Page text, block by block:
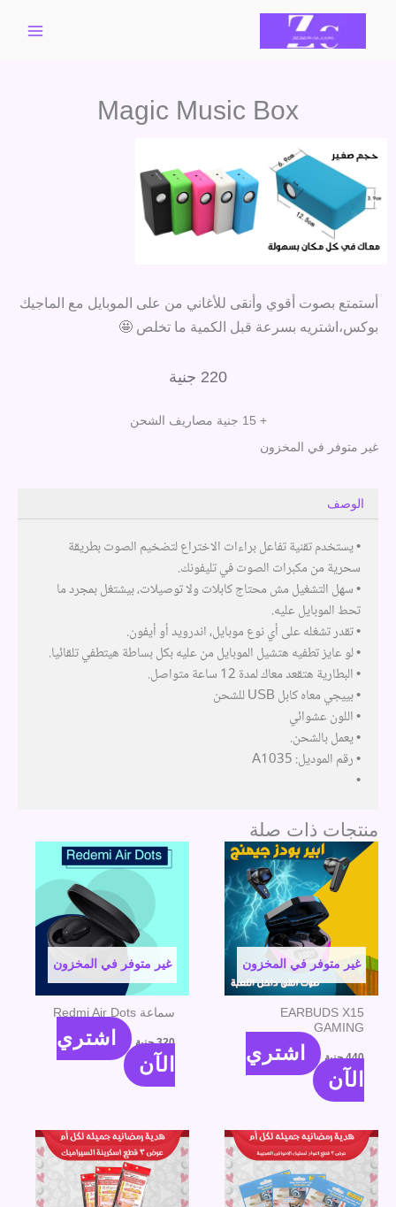
تخطي
Magic Music Box
أستمتع بصوت أقوي وأنقى للأغاني من على الموبايل مع الماجيك
بوكس،اشتريه بسرعة قبل الكمية ما تخلص 🤩
220 جنية
+ 15 جنية مصاريف الشحن
غير متوفر في المخزون
الوصف
• يستخدم تقنية تفاعل براءات الاختراع لتضخيم الصوت بطريقة
سحرية من مكبرات الصوت في تليفونك.
• سهل التشغيل مش محتاج كابلات ولا توصيلات، بيشتغل بمجرد ما
تحط الموبايل عليه.
• تقدر تشغله على أي نوع موبايل، اندرويد أو أيفون.
• لو عايز تطفيه هتشيل الموبايل من عليه بكل بساطة هيتطفي تلقائيا.
• البطارية هتقعد معاك لمدة 12 ساعة متواصل.
• بييجي معاه كابل USB للشحن
• اللون عشوائي
• يعمل بالشحن.
• رقم الموديل: A1035
•
منتجات ذات صلة
غير متوفر في المخزون
EARBUDS X15
GAMING
440 جنية
اشتري
الآن
غير متوفر في المخزون
سماعة Redmi Air Dots
320 جنية
اشتري
الآن